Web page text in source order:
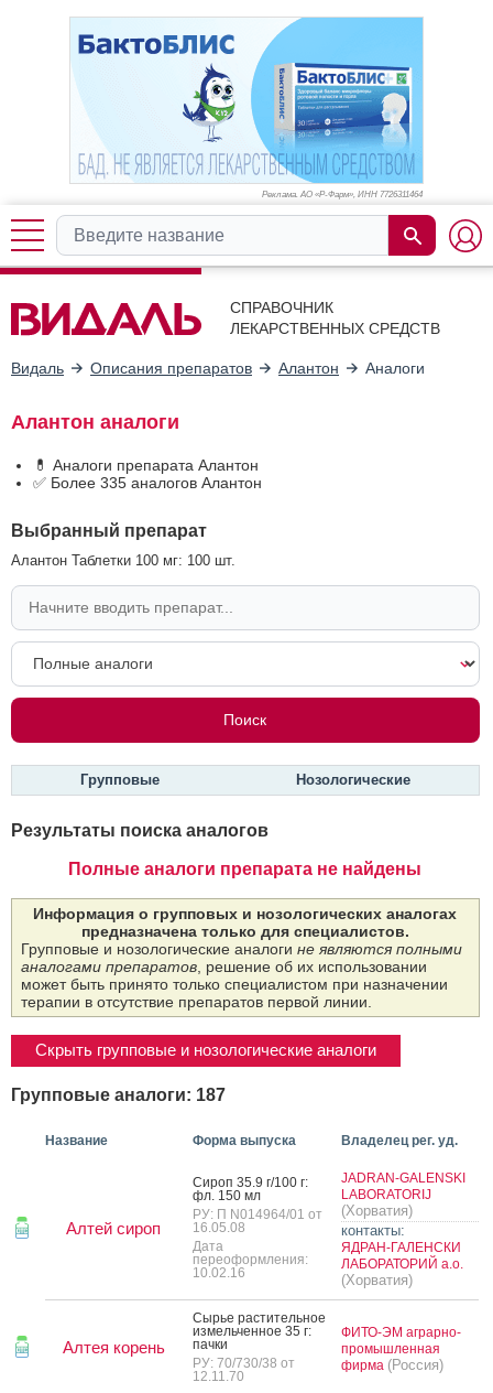
Реклама. АО «Р-Фарм», ИНН 7726311464
СПРАВОЧНИК
ЛЕКАРСТВЕННЫХ СРЕДСТВ
Видаль Описания препаратов Алантон Аналоги
Алантон аналоги
💊 Аналоги препарата Алантон
✅ Более 335 аналогов Алантон
Выбранный препарат
Алантон Таблетки 100 мг: 100 шт.
Групповые Нозологические
Результаты поиска аналогов
Полные аналоги препарата не найдены
Информация о групповых и нозологических аналогах
предназначена только для специалистов.
Групповые и нозологические аналоги не являются полными
аналогами препаратов , решение об их использовании
может быть принято только специалистом при назначении
терапии в отсутствие препаратов первой линии.
Скрыть групповые и нозологические аналоги
Групповые аналоги: 187
Название Форма выпуска Владелец рег. уд.
Алтей сироп
Си­роп 35.9 г/100 г:
фл. 150 мл
РУ: П N014964/01 от
16.05.08
Дата
переоформления:
10.02.16
JADRAN-GALENSKI
LABORATORIJ
(Хорватия)
контакты:
ЯДРАН-ГАЛЕНСКИ
ЛАБОРАТОРИЙ а.о.
(Хорватия)
Алтея корень
Сырье рас­ти­тель­ное
из­мель­чен­ное 35 г:
пач­ки
РУ: 70/730/38 от
12.11.70
ФИТО-ЭМ аграрно-
промышленная
фирма (Россия)